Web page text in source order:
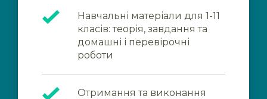
Навчальні матеріали для 1-11
класів: теорія, завдання та
домашні і перевірочні
роботи
Отримання та виконання